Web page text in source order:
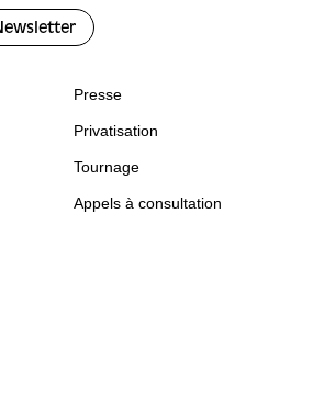
Presse
Privatisation
Tournage
Appels à consultation